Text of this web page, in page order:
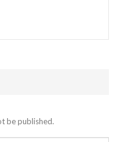
be published.